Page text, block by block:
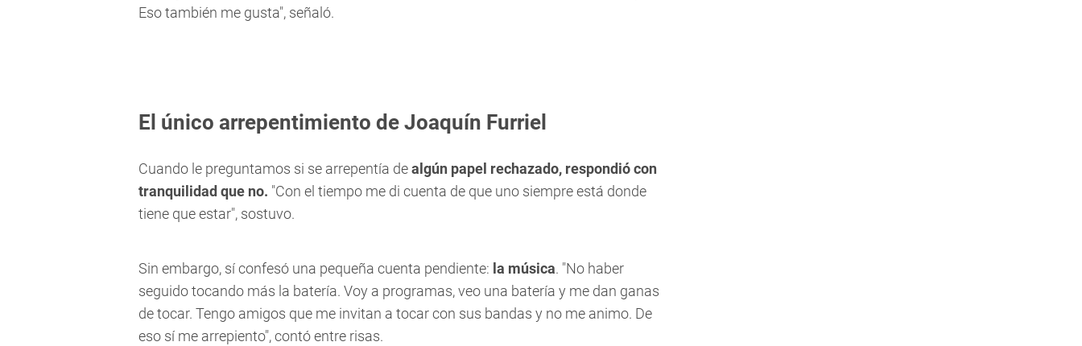
Eso también me gusta", señaló.
El único arrepentimiento de Joaquín Furriel
Cuando le preguntamos si se arrepentía dealgún papel rechazado, respondió con
tranquilidad que no. "Con el tiempo me di cuenta de que uno siempre está donde
tiene que estar", sostuvo.
Sin embargo, sí confesó una pequeña cuenta pendiente: la música. "No haber
seguido tocando más la batería. Voy a programas, veo una batería y me dan ganas
de tocar. Tengo amigos que me invitan a tocar con sus bandas y no me animo. De
eso sí me arrepiento", contó entre risas.